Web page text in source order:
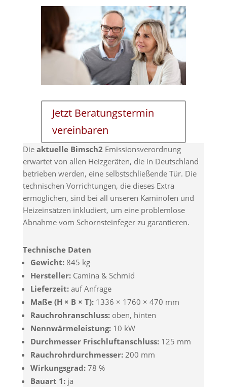
Jetzt Beratungstermin
vereinbaren
Die aktuelle Bimsch2 Emissionsverordnung
erwartet von allen Heizgeräten, die in Deutschland
betrieben werden, eine selbstschließende Tür. Die
technischen Vorrichtungen, die dieses Extra
ermöglichen, sind bei all unseren Kaminöfen und
Heizeinsätzen inkludiert, um eine problemlose
Abnahme vom Schornsteinfeger zu garantieren.
Technische Daten
Gewicht:845 kg
Hersteller:Camina & Schmid
Lieferzeit:auf Anfrage
Maße (H × B × T):1336 × 1760 × 470 mm
Rauchrohranschluss:oben, hinten
Nennwärmeleistung:10 kW
Durchmesser Frischluftanschluss:125 mm
Rauchrohrdurchmesser:200 mm
Wirkungsgrad:78 %
Bauart 1:ja